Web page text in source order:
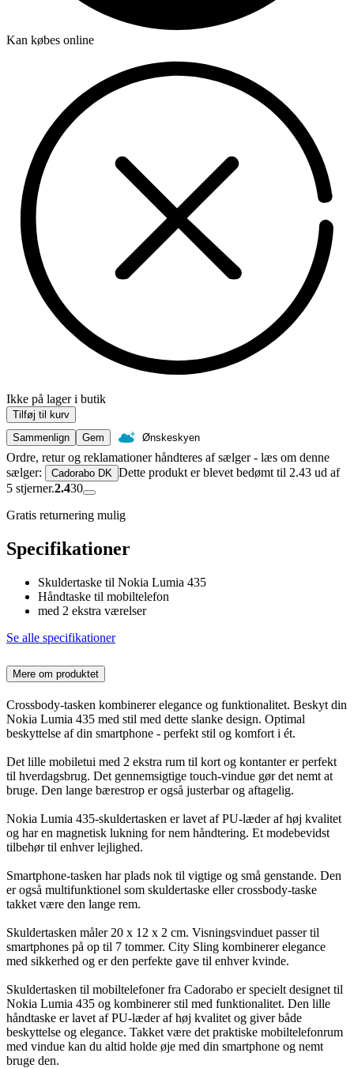
Kan købes online
Ikke på lager i butik
Tilføj til kurv
Sammenlign
Gem Ønskeskyen
Ordre, retur og reklamationer håndteres af sælger - læs om denne
sælger:
Cadorabo DK Dette produkt er blevet bedømt til 2.43 ud af
5 stjerner.2.430
Gratis returnering mulig
Specifikationer
Skuldertaske til Nokia Lumia 435
Håndtaske til mobiltelefon
med 2 ekstra værelser
Se alle specifikationer
Mere om produktet
Crossbody-tasken kombinerer elegance og funktionalitet. Beskyt din
Nokia Lumia 435 med stil med dette slanke design. Optimal
beskyttelse af din smartphone - perfekt stil og komfort i ét.
Det lille mobiletui med 2 ekstra rum til kort og kontanter er perfekt
til hverdagsbrug. Det gennemsigtige touch-vindue gør det nemt at
bruge. Den lange bærestrop er også justerbar og aftagelig.
Nokia Lumia 435-skuldertasken er lavet af PU-læder af høj kvalitet
og har en magnetisk lukning for nem håndtering. Et modebevidst
tilbehør til enhver lejlighed.
Smartphone-tasken har plads nok til vigtige og små genstande. Den
er også multifunktionel som skuldertaske eller crossbody-taske
takket være den lange rem.
Skuldertasken måler 20 x 12 x 2 cm. Visningsvinduet passer til
smartphones på op til 7 tommer. City Sling kombinerer elegance
med sikkerhed og er den perfekte gave til enhver kvinde.
Skuldertasken til mobiltelefoner fra Cadorabo er specielt designet til
Nokia Lumia 435 og kombinerer stil med funktionalitet. Den lille
håndtaske er lavet af PU-læder af høj kvalitet og giver både
beskyttelse og elegance. Takket være det praktiske mobiltelefonrum
med vindue kan du altid holde øje med din smartphone og nemt
bruge den.